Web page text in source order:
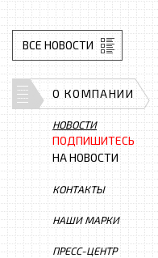
ВСЕ НОВОСТИ
О КОМПАНИИ
НОВОСТИ
ПОДПИШИТЕСЬ
НА НОВОСТИ
КОНТАКТЫ
НАШИ МАРКИ
ПРЕСС-ЦЕНТР